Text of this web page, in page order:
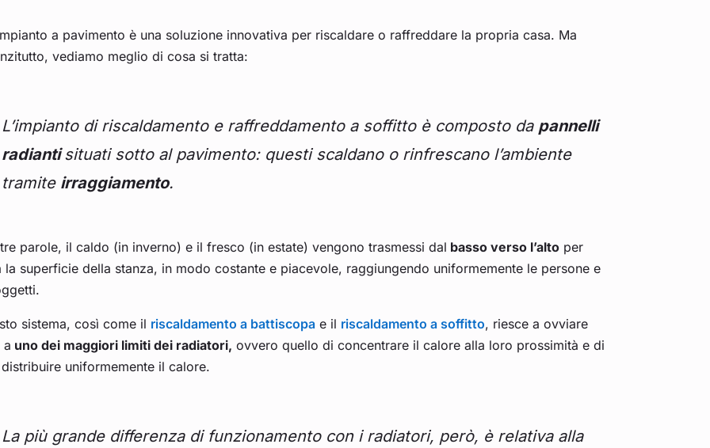
a pavimento è una soluzione innovativa per riscaldare o raffreddare la propria casa. Ma
vediamo meglio di cosa si tratta:
L’impianto di riscaldamento e raffreddamento a soffitto è composto da pannelli
radiantisituati sotto al pavimento: questi scaldano o rinfrescano l’ambiente
tramite irraggiamento.
parole, il caldo (in inverno) e il fresco (in estate) vengono trasmessi dal basso verso l’altoper
la superficie della stanza, in modo costante e piacevole, raggiungendo uniformemente le persone e
sistema, così come il riscaldamento a battiscopae il riscaldamento a soffitto, riesce a ovviare
a uno dei maggiori limiti dei radiatori, ovvero quello di concentrare il calore alla loro prossimità e di
uniformemente il calore.
La più grande differenza di funzionamento con i radiatori, però, è relativa alla